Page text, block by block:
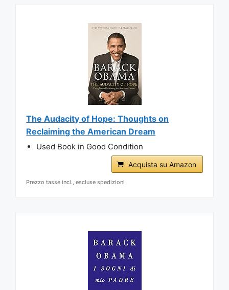
The Audacity of Hope: Thoughts on
Reclaiming the American Dream
Used Book in Good Condition
Acquista su Amazon
Prezzo tasse incl., escluse spedizioni